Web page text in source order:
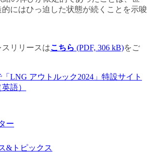
にはひっ迫した状態が続くことを示唆
リリースはこちら (PDF, 306 kB)をご
LNG アウトルック2024」特設サイト
語）
ー
&トピックス